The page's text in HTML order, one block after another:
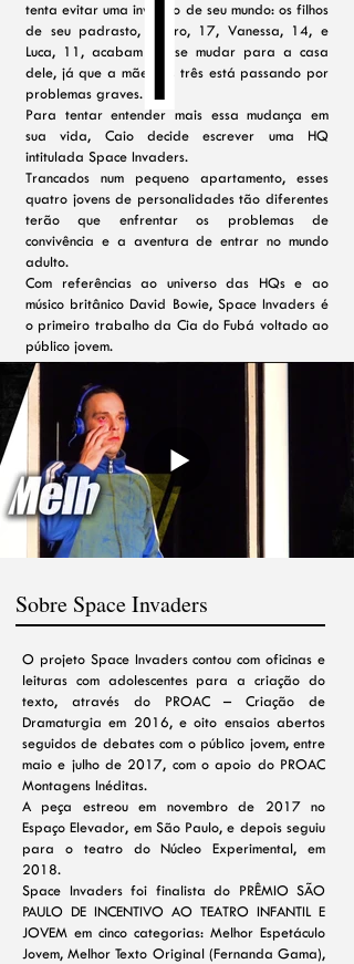
tenta evitar uma invasão de seu mundo: os filhos
de seu padrasto, Pedro, 17, Vanessa, 14, e
Luca, 11, acabam de se mudar para a casa
dele, já que a mãe dos três está passando por
problemas graves.
Para tentar entender mais essa mudança em
sua vida, Caio decide escrever uma HQ
intitulada Space Invaders.
Trancados num pequeno apartamento, esses
quatro jovens de personalidades tão diferentes
terão que enfrentar os problemas de
convivência e a aventura de entrar no mundo
adulto.
Com referências ao universo das HQs e ao
músico britânico David Bowie, Space Invaders é
o primeiro trabalho da Cia do Fubá voltado ao
público jovem.
Sobre Space Invaders
O projeto Space Invaders contou com oficinas e
leituras com adolescentes para a criação do
texto, através do PROAC – Criação de
Dramaturgia em 2016, e oito ensaios abertos
seguidos de debates com o público jovem, entre
maio e julho de 2017, com o apoio do PROAC
Montagens Inéditas.
A peça estreou em novembro de 2017 no
Espaço Elevador, em São Paulo, e depois seguiu
para o teatro do Núcleo Experimental, em
2018.
Space Invaders foi finalista do PRÊMIO SÃO
PAULO DE INCENTIVO AO TEATRO INFANTIL E
JOVEM em cinco categorias: Melhor Espetáculo
Jovem, Melhor Texto Original (Fernanda Gama),